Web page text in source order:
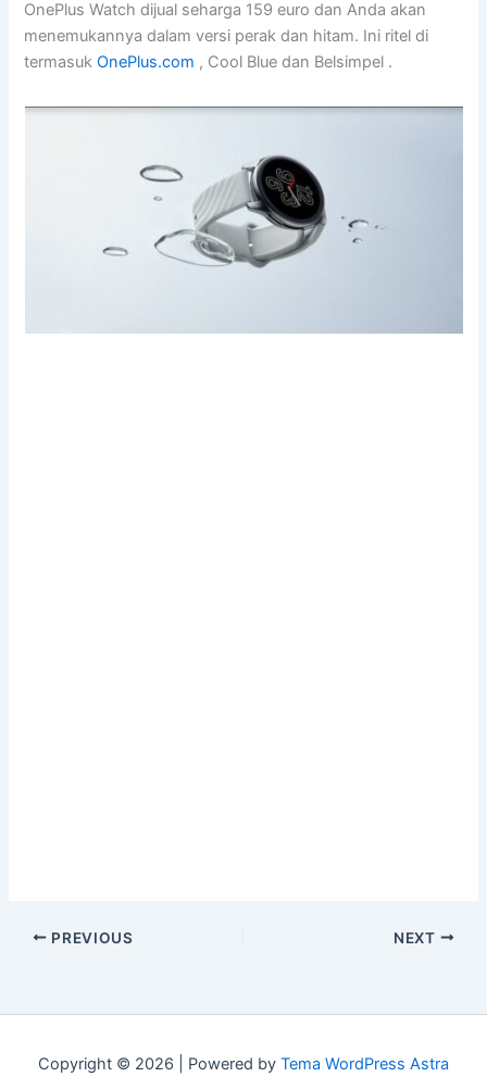
OnePlus Watch dijual seharga 159 euro dan Anda akan
menemukannya dalam versi perak dan hitam. Ini ritel di
termasukOnePlus.com , Cool Blue dan Belsimpel .
PREVIOUS NEXT
Copyright © 2026 | Powered by Tema WordPress Astra